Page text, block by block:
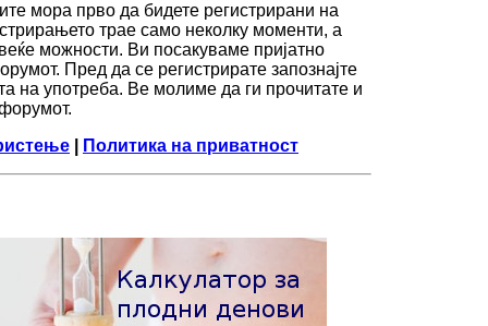
мора прво да бидете регистрирани на
трае само неколку моменти, а
можности. Ви посакуваме пријатно
Пред да се регистрирате запознајте
на употреба. Ве молиме да ги прочитате и
Политика на приватност